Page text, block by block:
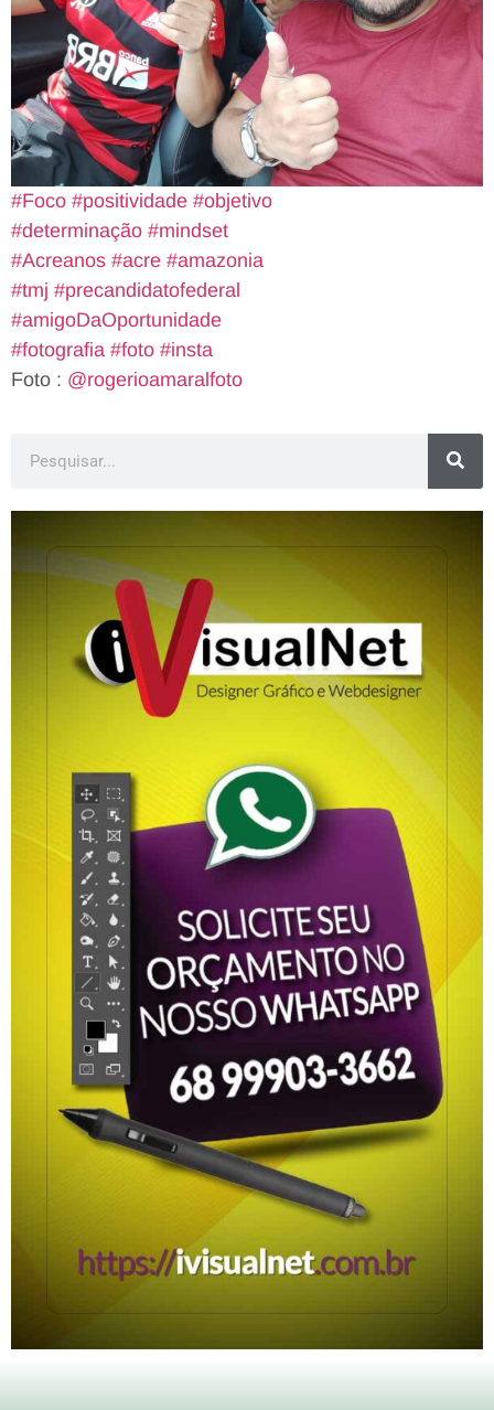
#Foco #positividade #objetivo
#determinação #mindset
#Acreanos #acre #amazonia
#tmj #precandidatofederal
#amigoDaOportunidade
#fotografia #foto #insta
Foto : @rogerioamaralfoto